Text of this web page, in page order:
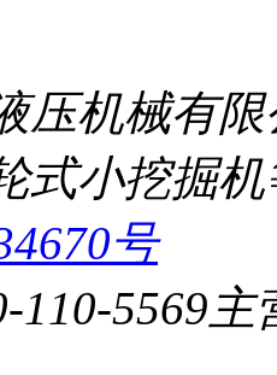
压机械有
式小挖掘
号
110-5569 主